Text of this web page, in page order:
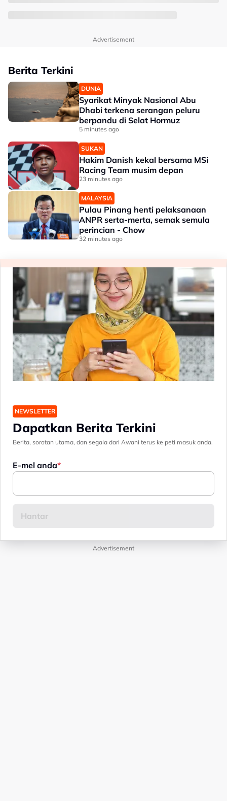
Advertisement
Berita Terkini
DUNIA
Syarikat Minyak Nasional Abu
Dhabi terkena serangan peluru
berpandu di Selat Hormuz
5 minutes ago
SUKAN
Hakim Danish kekal bersama MSi
Racing Team musim depan
23 minutes ago
MALAYSIA
Pulau Pinang henti pelaksanaan
ANPR serta-merta, semak semula
perincian - Chow
32 minutes ago
NEWSLETTER
Dapatkan Berita Terkini
Berita, sorotan utama, dan segala dari Awani terus ke peti masuk anda.
E-mel anda
Advertisement